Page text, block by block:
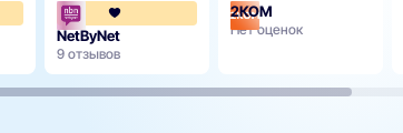
3.6
NetByNet
9 отзывов
2КОМ
Нет оценок